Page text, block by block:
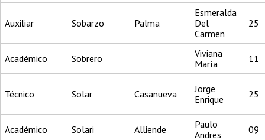
Auxiliar Sobarzo Palma
Esmeralda
Del
Carmen
25
Académico Sobrero
Viviana
María
11
Técnico Solar Casanueva
Jorge
Enrique
25
Académico Solari Alliende
Paulo
Andres
09